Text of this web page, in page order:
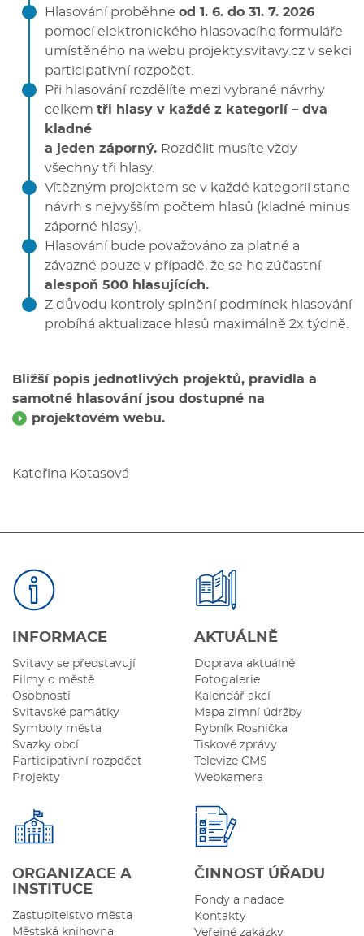
Hlasování proběhne od 1. 6. do 31. 7. 2026
pomocí elektronického hlasovacího formuláře
umístěného na webu projekty.svitavy.cz v sekci
participativní rozpočet.
Při hlasování rozdělíte mezi vybrané návrhy
celkem tři hlasy v každé z kategorií – dva
kladné
a jeden záporný. Rozdělit musíte vždy
všechny tři hlasy.
Vítězným projektem se v každé kategorii stane
návrh s nejvyšším počtem hlasů (kladné minus
záporné hlasy).
Hlasování bude považováno za platné a
závazné pouze v případě, že se ho zúčastní
alespoň 500 hlasujících.
Z důvodu kontroly splnění podmínek hlasování
probíhá aktualizace hlasů maximálně 2x týdně.
Bližší popis jednotlivých projektů, pravidla a
samotné hlasování jsou dostupné na
projektovém webu.
Kateřina Kotasová
INFORMACE
Svitavy se představují
Filmy o městě
Osobnosti
Svitavské památky
Symboly města
Svazky obcí
Participativní rozpočet
Projekty
AKTUÁLNĚ
Doprava aktuálně
Fotogalerie
Kalendář akcí
Mapa zimní údržby
Rybník Rosnička
Tiskové zprávy
Televize CMS
Webkamera
ORGANIZACE A
INSTITUCE
Zastupitelstvo města
Městská knihovna
ČINNOST ÚŘADU
Fondy a nadace
Kontakty
Veřejné zakázky